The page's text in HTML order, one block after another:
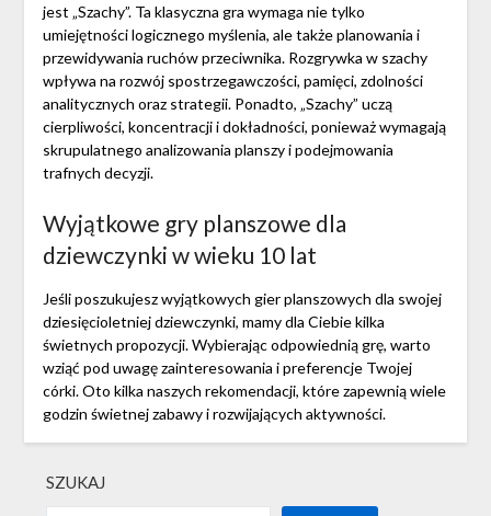
jest „Szachy”. Ta klasyczna gra wymaga nie tylko
umiejętności logicznego myślenia, ale także planowania i
przewidywania ruchów przeciwnika. Rozgrywka w szachy
wpływa na rozwój spostrzegawczości, pamięci, zdolności
analitycznych oraz strategii. Ponadto, „Szachy” uczą
cierpliwości, koncentracji i dokładności, ponieważ wymagają
skrupulatnego analizowania planszy i podejmowania
trafnych decyzji.
Wyjątkowe gry planszowe dla
dziewczynki w wieku 10 lat
Jeśli poszukujesz wyjątkowych gier planszowych dla swojej
dziesięcioletniej dziewczynki, mamy dla Ciebie kilka
świetnych propozycji. Wybierając odpowiednią grę, warto
wziąć pod uwagę zainteresowania i preferencje Twojej
córki. Oto kilka naszych rekomendacji, które zapewnią wiele
godzin świetnej zabawy i rozwijających aktywności.
SZUKAJ